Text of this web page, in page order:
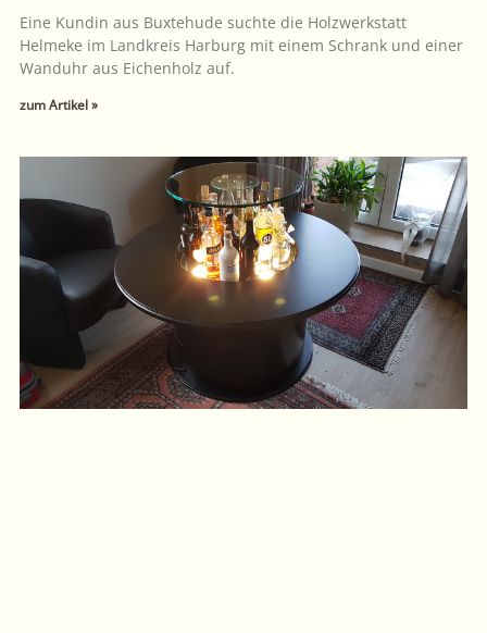
Eine Kundin aus Buxtehude suchte die Holzwerkstatt
Helmeke im Landkreis Harburg mit einem Schrank und einer
Wanduhr aus Eichenholz auf.
zum Artikel »